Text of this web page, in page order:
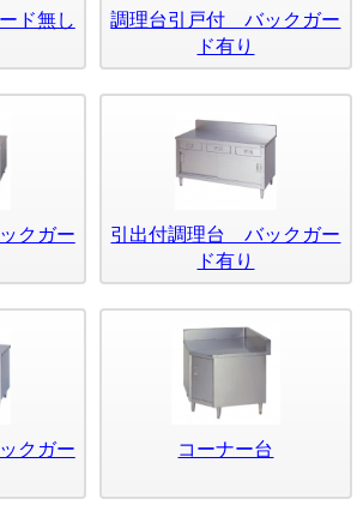
ド無し
調理台引戸付 バックガー
ド有り
クガー
引出付調理台 バックガー
ド有り
クガー
コーナー台